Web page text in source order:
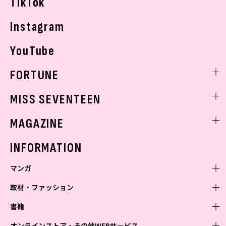
Instagram
YouTube
FORTUNE
MISS SEVENTEEN
MAGAZINE
INFORMATION
マンガ
少年マンガ
青年マンガ
取材・ファッション
ファッション・美容
書籍